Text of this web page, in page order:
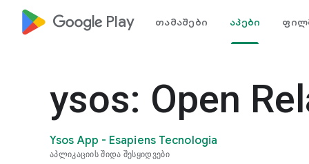
google_logo Play თამაშები აპები
ysos: Open
Ysos App - Esapiens Tecnologia
აპლიკაციის შიდა შესყიდვები